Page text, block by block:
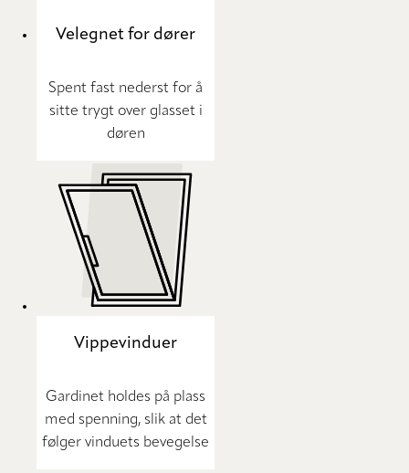
Velegnet for dører
Spent fast nederst for å
sitte trygt over glasset i
døren
Vippevinduer
Gardinet holdes på plass
med spenning, slik at det
følger vinduets bevegelse